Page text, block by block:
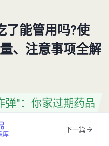
了能管用吗?使
、注意事项全解
弹"：你家过期药品
库
下一篇